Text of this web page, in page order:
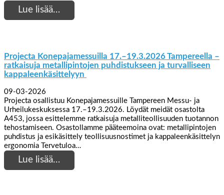
Lue lisää…
Projecta Konepajamessuilla 17.–19.3.2026 Tampereella –
ratkaisuja metallipintojen puhdistukseen ja turvalliseen
kappaleenkäsittelyyn
09-03-2026
Projecta osallistuu Konepajamessuille Tampereen Messu- ja
Urheilukeskuksessa 17.–19.3.2026. Löydät meidät osastolta
A453, jossa esittelemme ratkaisuja metalliteollisuuden tuotannon
tehostamiseen. Osastollamme pääteemoina ovat: metallipintojen
puhdistus ja esikäsittely teollisuusnostimet ja kappaleenkäsittelyn
ergonomia Tervetuloa…
Lue lisää…